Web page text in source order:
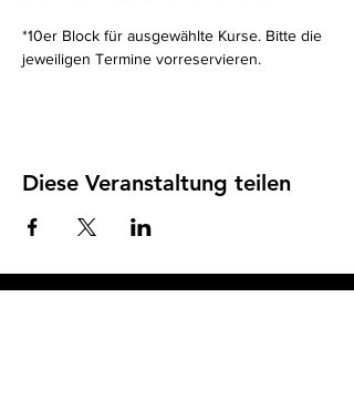
*10er Block für ausgewählte Kurse. Bitte die
jeweiligen Termine vorreservieren.
Diese Veranstaltung teilen